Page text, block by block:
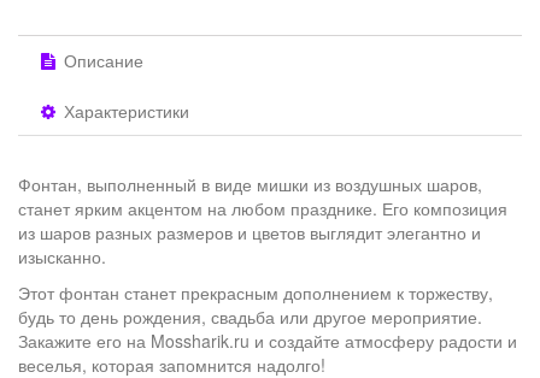
Описание
Характеристики
Фонтан, выполненный в виде мишки из воздушных шаров,
станет ярким акцентом на любом празднике. Его композиция
из шаров разных размеров и цветов выглядит элегантно и
изысканно.
Этот фонтан станет прекрасным дополнением к торжеству,
будь то день рождения, свадьба или другое мероприятие.
Закажите его на Mossharik.ru и создайте атмосферу радости и
веселья, которая запомнится надолго!